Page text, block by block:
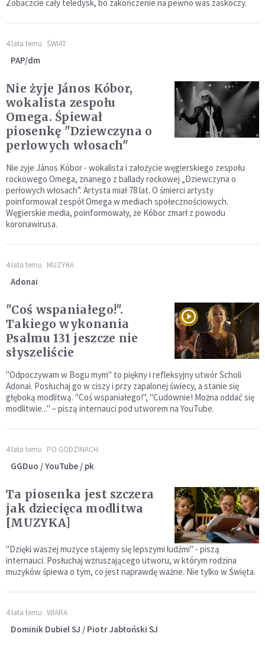
Zobaczcie cały teledysk, bo zakończenie na pewno was zaskoczy.
4 lata temu ŚWIAT
PAP/dm
Nie żyje János Kóbor,
wokalista zespołu
Omega. Śpiewał
piosenkę "Dziewczyna o
perłowych włosach"
Nie żyje János Kóbor - wokalista i założycie węgierskiego zespołu
rockowego Omega, znanego z ballady rockowej „Dziewczyna o
perłowych włosach”. Artysta miał 78 lat. O śmierci artysty
poinformował zespół Omega w mediach społecznościowych.
Węgierskie media, poinformowały, że Kóbor zmarł z powodu
koronawirusa.
4 lata temu MUZYKA
Adonai
"Coś wspaniałego!".
Takiego wykonania
Psalmu 131 jeszcze nie
słyszeliście
"Odpoczywam w Bogu mym" to piękny i refleksyjny utwór Scholi
Adonai. Posłuchaj go w ciszy i przy zapalonej świecy, a stanie się
głęboką modlitwą. "Coś wspaniałego!", "Cudownie! Można oddać się
modlitwie..." – piszą internauci pod utworem na YouTube.
4 lata temu PO GODZINACH
GGDuo / YouTube / pk
Ta piosenka jest szczera
jak dziecięca modlitwa
[MUZYKA]
"Dzięki waszej muzyce stajemy się lepszymi ludźmi" - piszą
internauci. Posłuchaj wzruszającego utworu, w którym rodzina
muzyków śpiewa o tym, co jest naprawdę ważne. Nie tylko w Święta.
4 lata temu WIARA
Dominik Dubiel SJ / Piotr Jabłoński SJ